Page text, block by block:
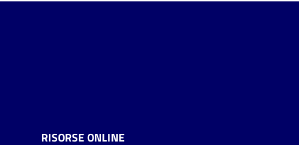
RISORSE ONLINE